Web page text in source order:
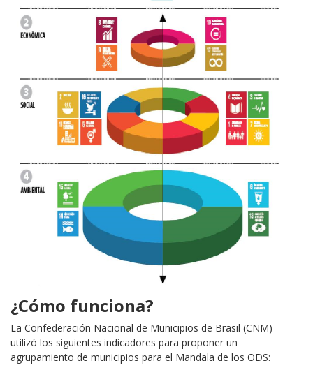
¿Cómo funciona?
La Confederación Nacional de Municipios de Brasil (CNM)
utilizó los siguientes indicadores para proponer un
agrupamiento de municipios para el Mandala de los ODS: